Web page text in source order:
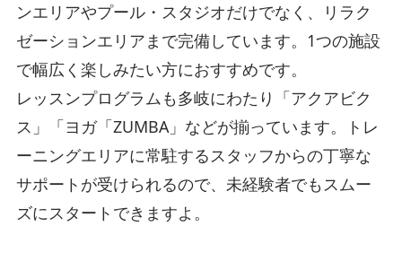
ンエリアやプール・スタジオだけでなく、リラク
ゼーションエリアまで完備しています。1つの施設
で幅広く楽しみたい方におすすめです。
レッスンプログラムも多岐にわたり「アクアビク
ス」「ヨガ「ZUMBA」などが揃っています。トレ
ーニングエリアに常駐するスタッフからの丁寧な
サポートが受けられるので、未経験者でもスムー
ズにスタートできますよ。